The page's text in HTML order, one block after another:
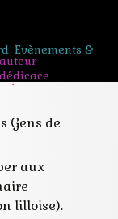
Evènements &
auteur
dédicace
echange
fete
halliennales
roman
salon
signature
Gens de
aux
lilloise).